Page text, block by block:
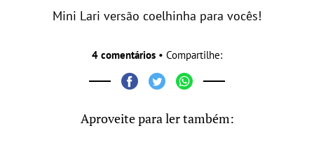
Mini Lari versão coelhinha para vocês!
4 comentários • Compartilhe:
Aproveite para ler também: